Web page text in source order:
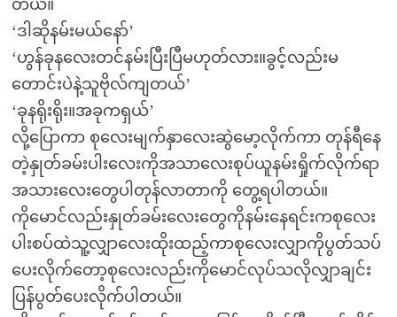
တယ်။
‘ဒါဆိုနမ်းမယ်နော်’
‘ဟွန်ခုနလေးတင်နမ်းပြီးပြီမဟုတ်လား။ခွင့်လည်းမ
တောင်းပဲနဲ့သူဗိုလ်ကျတယ်’
‘ခုနရိုးရိုး။အခုကရှယ်’
လို့ပြောကာ စုလေးမျက်နှာလေးဆွဲမော့လိုက်ကာ တုန်ရီနေ
တဲ့နှုတ်ခမ်းပါးလေးကိုအသာလေးစုပ်ယူနမ်းရှိုက်လိုက်ရာ
အသားလေးတွေပါတုန်လာတာကို တွေ့ရပါတယ်။
ကိုမောင်လည်းနှုတ်ခမ်းလေးတွေကိုနမ်းနေရင်းကစုလေး
ပါးစပ်ထဲသူ့လျှာလေးထိုးထည့်ကာစုလေးလျှာကိုပွတ်သပ်
ပေးလိုက်တော့စုလေးလည်းကိုမောင်လုပ်သလိုလျှာချင်း
ပြန်ပွတ်ပေးလိုက်ပါတယ်။